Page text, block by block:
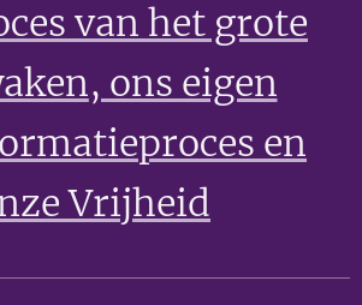
van het grote
, ons eigen
en
Vrijheid